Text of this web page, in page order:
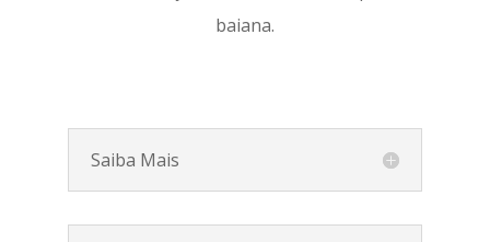
baiana.
Saiba Mais